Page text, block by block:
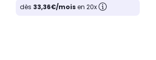
dès 33,36€/moisen 20x